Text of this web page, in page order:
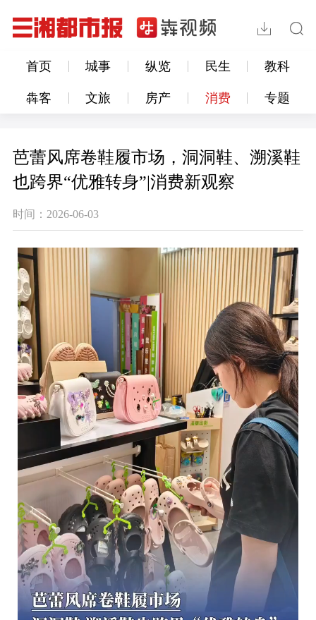
首页 城事 纵览 民生 教科
犇客 文旅 房产 消费 专题
芭蕾风席卷鞋履市场，洞洞鞋、溯溪鞋
也跨界“优雅转身”|消费新观察
时间：2026-06-03